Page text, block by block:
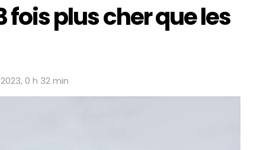
fois plus cher que les
0 h 32 min